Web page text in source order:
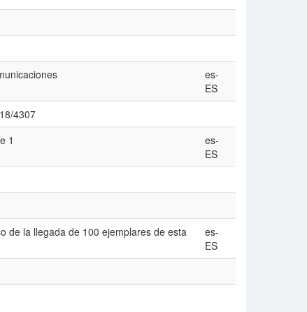
es-
ES
4307
1
es-
ES
de la llegada de 100 ejemplares de esta
es-
ES